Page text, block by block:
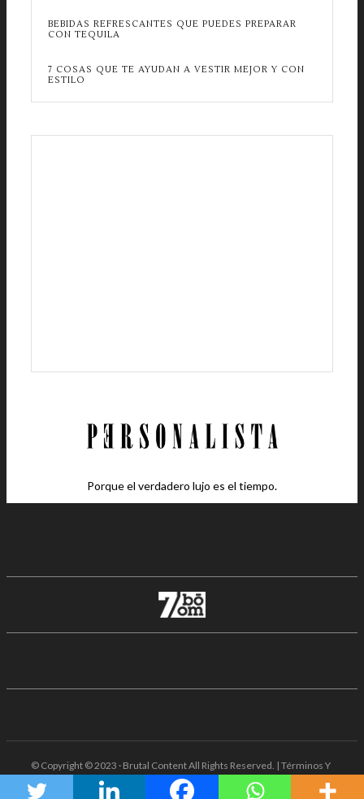
BEBIDAS REFRESCANTES QUE PUEDES PREPARAR
CON TEQUILA
7 COSAS QUE TE AYUDAN A VESTIR MEJOR Y CON
ESTILO
Porque el verdadero lujo es el tiempo.
© Copyright © 2023 · Brutal Content All Rights Reserved. | Términos Y
Condiciones · Aviso De Privacidad